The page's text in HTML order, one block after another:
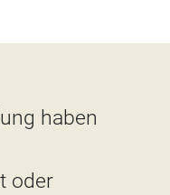
haben
oder